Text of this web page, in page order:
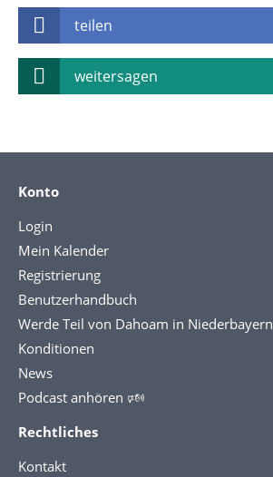
teilen
weitersagen
Konto
Login
Mein Kalender
Registrierung
Benutzerhandbuch
Werde Teil von Dahoam in Niederbayern
Konditionen
News
Podcast anhören 🕬
Rechtliches
Kontakt